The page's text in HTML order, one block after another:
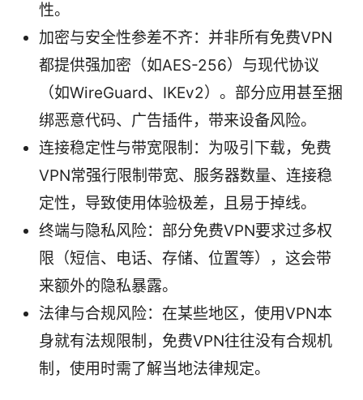
性。
加密与安全性参差不齐：并非所有免费VPN
都提供强加密（如AES-256）与现代协议
（如WireGuard、IKEv2）。部分应用甚至捆
绑恶意代码、广告插件，带来设备风险。
连接稳定性与带宽限制：为吸引下载，免费
VPN常强行限制带宽、服务器数量、连接稳
定性，导致使用体验极差，且易于掉线。
终端与隐私风险：部分免费VPN要求过多权
限（短信、电话、存储、位置等），这会带
来额外的隐私暴露。
法律与合规风险：在某些地区，使用VPN本
身就有法规限制，免费VPN往往没有合规机
制，使用时需了解当地法律规定。